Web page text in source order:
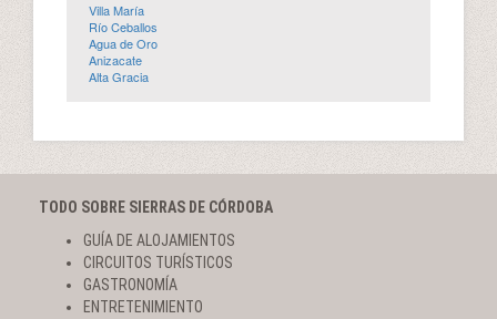
Villa María
Río Ceballos
Agua de Oro
Anizacate
Alta Gracia
TODO SOBRE SIERRAS DE CÓRDOBA
GUÍA DE ALOJAMIENTOS
CIRCUITOS TURÍSTICOS
GASTRONOMÍA
ENTRETENIMIENTO